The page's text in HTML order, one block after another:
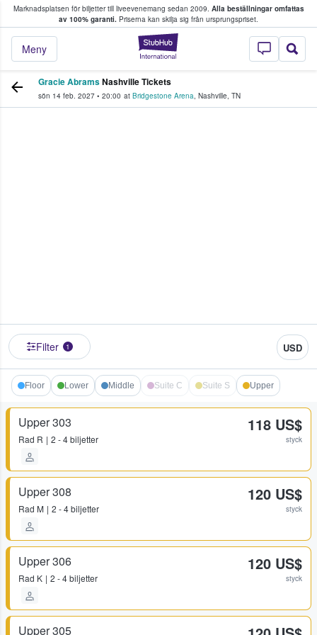
Marknadsplatsen för biljetter till liveevenemang sedan 2009. Alla beställningar omfattas
av 100% garanti. Priserna kan skilja sig från ursprungspriset.
StubHub – där
Meny
köper och säljer biljetter.
Gracie AbramsNashville Tickets
sön 14 feb. 2027 • 20:00 at Bridgestone Arena, Nashville, TN
Filter 1 USD
Floor Lower Middle Suite C Suite S Upper
Upper 303
Rad R 2 - 4 biljetter
118 US$
styck
Upper 308
Rad M 2 - 4 biljetter
120 US$
styck
Upper 306
Rad K 2 - 4 biljetter
120 US$
styck
Upper 305